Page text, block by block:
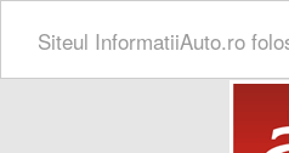
Siteul InformatiiAuto.ro